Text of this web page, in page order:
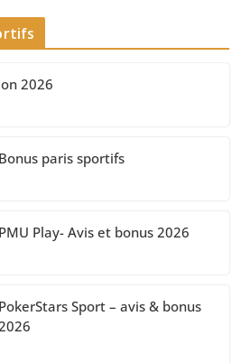
2026
Bonus paris sportifs
PMU Play- Avis et bonus 2026
PokerStars Sport – avis & bonus
2026